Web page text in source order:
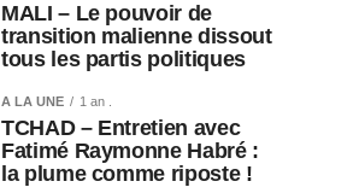
MALI – Le pouvoir de
transition malienne dissout
tous les partis politiques
A LA UNE 1 an .
TCHAD – Entretien avec
Fatimé Raymonne Habré :
la plume comme riposte !